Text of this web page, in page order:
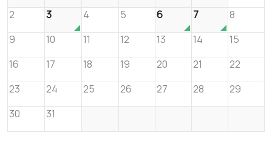
2
3 4 5 6 7
8
9
10 11 12 13 14
15
16
17 18 19 20 21
22
23
24 25 26 27 28
29
30
31